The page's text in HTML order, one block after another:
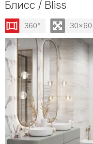
Блисс / Bliss
360° 30x60